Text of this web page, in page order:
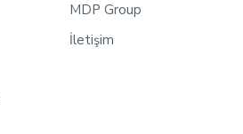
MDP Group
İletişim